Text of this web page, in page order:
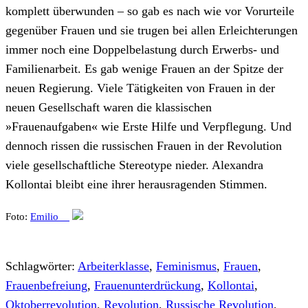
komplett überwunden – so gab es nach wie vor Vorurteile
gegenüber Frauen und sie trugen bei allen Erleichterungen
immer noch eine Doppelbelastung durch Erwerbs- und
Familienarbeit. Es gab wenige Frauen an der Spitze der
neuen Regierung. Viele Tätigkeiten von Frauen in der
neuen Gesellschaft waren die klassischen
»Frauenaufgaben« wie Erste Hilfe und Verpflegung. Und
dennoch rissen die russischen Frauen in der Revolution
viele gesellschaftliche Stereotype nieder. Alexandra
Kollontai bleibt eine ihrer herausragenden Stimmen.
Foto: Emilio__
Schlagwörter: Arbeiterklasse, Feminismus, Frauen,
Frauenbefreiung, Frauenunterdrückung, Kollontai,
Oktoberrevolution, Revolution, Russische Revolution,